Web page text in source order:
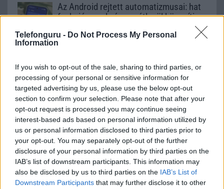
Telefonguru - Do Not Process My Personal
Information
If you wish to opt-out of the sale, sharing to third parties, or
processing of your personal or sensitive information for
targeted advertising by us, please use the below opt-out
section to confirm your selection. Please note that after your
opt-out request is processed you may continue seeing
interest-based ads based on personal information utilized by
us or personal information disclosed to third parties prior to
your opt-out. You may separately opt-out of the further
disclosure of your personal information by third parties on the
IAB’s list of downstream participants. This information may
also be disclosed by us to third parties on the IAB’s List of
Downstream Participants that may further disclose it to other
Az Android rejtett automatizmusai: hat
funkció, amely észrevétlenül könnyíti
2026.06.14 | Android Police
amelyek maguktól dolgoznak a háttérben.
Ez a rejtett Samsung funkció teljesen
megváltoztatja a mobilhasználatot –
sokan mégsem tudnak róla
2026.07.12| Android Central
Az Edge Panel az egyik leghasznosabb funkció, amely
jelentősen felgyorsítja a mindennapi használatot,
miközben a Pixel telefonokból továbbra is hiányzik.